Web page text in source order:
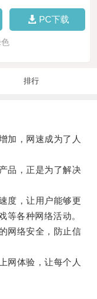
PC下载
排行
，网速成为了人
，正是为了解决
，让用户能够更
等各种网络活动。
络安全，防止信
体验，让每个人